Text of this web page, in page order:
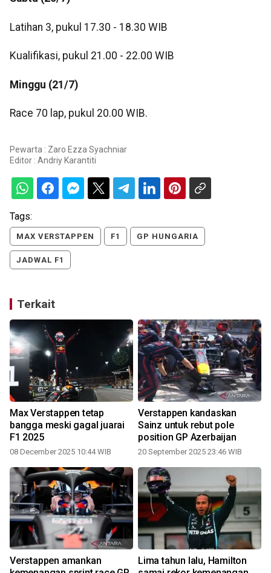
Latihan 3, pukul 17.30 - 18.30 WIB
Kualifikasi, pukul 21.00 - 22.00 WIB
Minggu (21/7)
Race 70 lap, pukul 20.00 WIB.
Pewarta : Zaro Ezza Syachniar
Editor : Andriy Karantiti
Tags:
MAX VERSTAPPEN F1 GP HUNGARIA
JADWAL F1
Terkait
Max Verstappen tetap
bangga meski gagal juarai
F1 2025
08 December 2025 10:44 WIB
Verstappen kandaskan
Sainz untuk rebut pole
position GP Azerbaijan
20 September 2025 23:46 WIB
Verstappen amankan
Lima tahun lalu, Hamilton